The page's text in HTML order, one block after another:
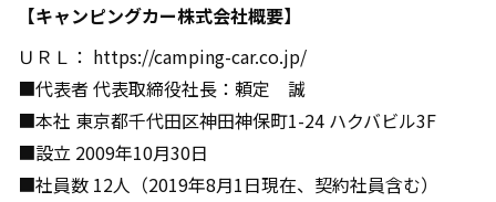
【キャンピングカー株式会社概要】
ＵＲＬ： https://camping-car.co.jp/
■代表者 代表取締役社長：頼定 誠
■本社 東京都千代田区神田神保町1-24 ハクバビル3F
■設立 2009年10月30日
■社員数 12人（2019年8月1日現在、契約社員含む）